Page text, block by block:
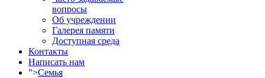
вопросы
Об учреждении
Галерея памяти
Доступная среда
Контакты
Написать нам
">Семья